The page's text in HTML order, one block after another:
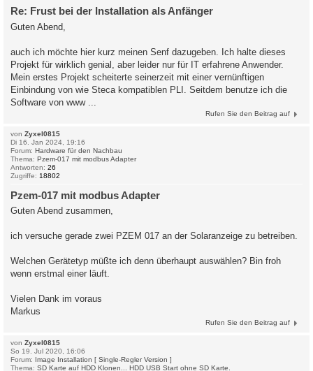
Re: Frust bei der Installation als Anfänger
Guten Abend,
auch ich möchte hier kurz meinen Senf dazugeben. Ich halte dieses
Projekt für wirklich genial, aber leider nur für IT erfahrene Anwender.
Mein erstes Projekt scheiterte seinerzeit mit einer vernünftigen
Einbindung von wie Steca kompatiblen PLI. Seitdem benutze ich die
Software von www ...
Rufen Sie den Beitrag auf
von Zyxel0815
Di 16. Jan 2024, 19:16
Forum: Hardware für den Nachbau
Thema: Pzem-017 mit modbus Adapter
Antworten: 26
Zugriffe: 18802
Pzem-017 mit modbus Adapter
Guten Abend zusammen,
ich versuche gerade zwei PZEM 017 an der Solaranzeige zu betreiben.
Welchen Gerätetyp müßte ich denn überhaupt auswählen? Bin froh
wenn erstmal einer läuft.
Vielen Dank im voraus
Markus
Rufen Sie den Beitrag auf
von Zyxel0815
So 19. Jul 2020, 16:06
Forum: Image Installation [ Single-Regler Version ]
Thema: SD Karte auf HDD Klonen... HDD USB Start ohne SD Karte.